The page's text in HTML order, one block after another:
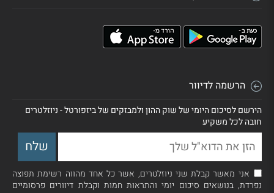
הרשמה לדיוור
הירשם לסיכום היומי של שוק ההון ולמבזקים של ביזפורטל - ניוזלטרים
חובה לכל משקיע
אני מאשר קבלת שני ניוזלטרים, אשר כל אחד מהווה רשימת תפוצה
נפרדת, בנושאים סיכום יומי והתראות חמות וקבלת דיוורים פרסומיים